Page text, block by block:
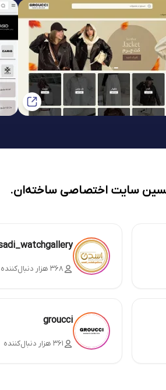
سایت اختصاصی ساخته‌ان.
۳۶۸ هزار دنبال‌کننده
groucci
۳۶۱ هزار دنبال‌کننده